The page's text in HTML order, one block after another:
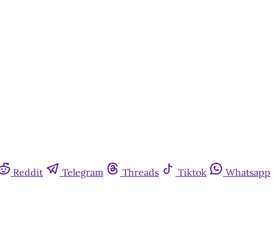
Reddit Telegram Threads Tiktok
Whatsapp